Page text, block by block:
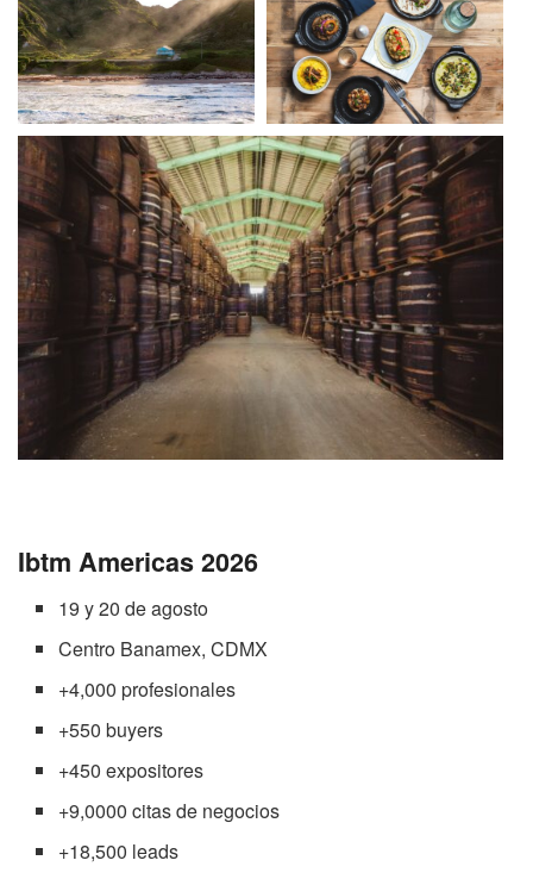
Ibtm Americas 2026
19 y 20 de agosto
Centro Banamex, CDMX
+4,000 profesionales
+550 buyers
+450 expositores
+9,0000 citas de negocios
+18,500 leads